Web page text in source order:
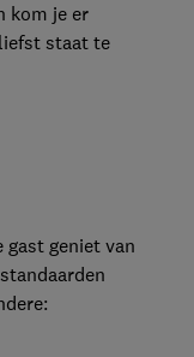
kom je er
staat te
gast geniet van